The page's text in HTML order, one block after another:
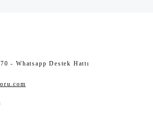
- Whatsapp Destek Hattı